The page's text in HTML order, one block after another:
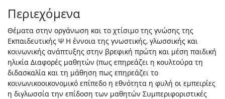
Περιεχόμενα
Θέματα στην οργάνωση και το χτίσιμο της γνώσης της
Εκπαιδευτικής Ψ Η έννοια της γνωστικής, γλωσσικής και
κοινωνικής ανάπτυξης στην βρεφική πρώτη και μέση παιδική
ηλικία Διαφορές μαθητών (πως επηρεάζει η κουλτούρα τη
διδασκαλία και τη μάθηση πως επηρεάζει το
κοινωνικοοικονομικό επίπεδο η εθνότητα η φυλή οι εμπειρίες
η διγλωσσία την επίδοση των μαθητών Συμπεριφοριστικές